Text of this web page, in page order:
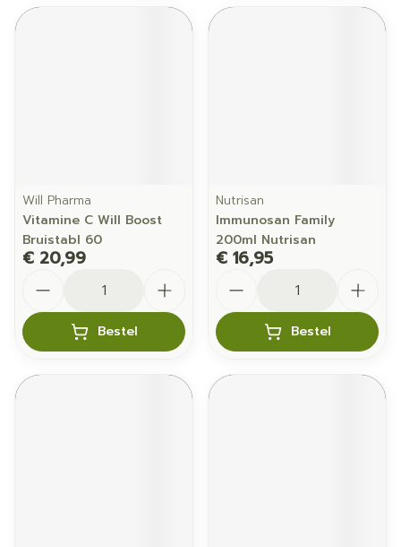
Will Pharma
Vitamine C Will Boost
Bruistabl 60
€ 20,99
Bestel
Nutrisan
Immunosan Family
200ml Nutrisan
€ 16,95
Bestel